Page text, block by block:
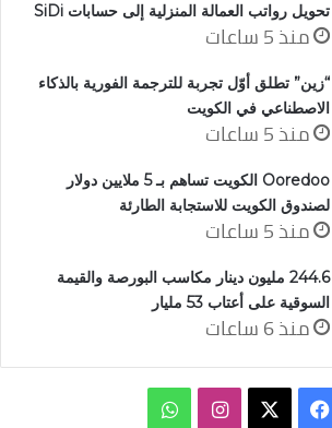
تحويل رواتب العمالة المنزلية إلى حسابات SiDi
منذ 5 ساعات
“زين” تطلق أوّل تجربة للترجمة الفورية بالذكاء
الاصطناعي في الكويت
منذ 5 ساعات
Ooredoo الكويت تساهم بـ 5 ملايين دولار
لصندوق الكويت للاستجابة الطارئة
منذ 5 ساعات
244.6 مليون دينار مكاسب البورصة والقيمة
السوقية على أعتاب 53 مليار
منذ 6 ساعات
فيسبوك انستقرامواتساب